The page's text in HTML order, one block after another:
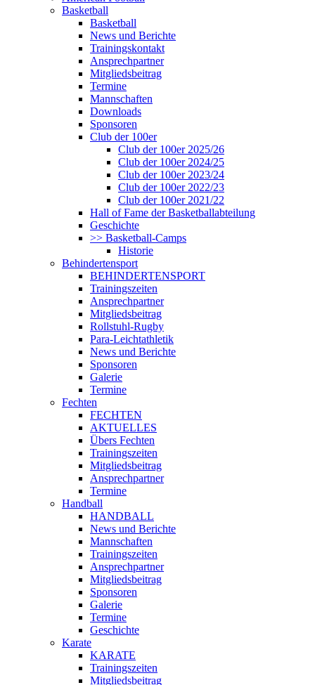
Basketball
Basketball
News und Berichte
Trainingskontakt
Ansprechpartner
Mitgliedsbeitrag
Termine
Mannschaften
Downloads
Sponsoren
Club der 100er
Club der 100er 2025/26
Club der 100er 2024/25
Club der 100er 2023/24
Club der 100er 2022/23
Club der 100er 2021/22
Hall of Fame der Basketballabteilung
Geschichte
>> Basketball-Camps
Historie
Behindertensport
BEHINDERTENSPORT
Trainingszeiten
Ansprechpartner
Mitgliedsbeitrag
Rollstuhl-Rugby
Para-Leichtathletik
News und Berichte
Sponsoren
Galerie
Termine
Fechten
FECHTEN
AKTUELLES
Übers Fechten
Trainingszeiten
Mitgliedsbeitrag
Ansprechpartner
Termine
Handball
HANDBALL
News und Berichte
Mannschaften
Trainingszeiten
Ansprechpartner
Mitgliedsbeitrag
Sponsoren
Galerie
Termine
Geschichte
Karate
KARATE
Trainingszeiten
Mitgliedsbeitrag